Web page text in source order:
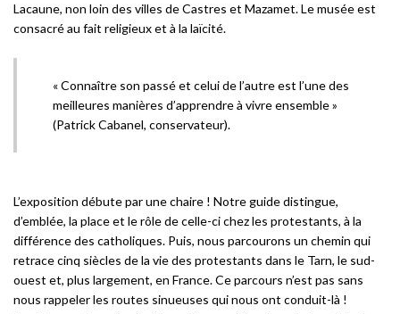
Lacaune, non loin des villes de Castres et Mazamet. Le musée est
consacré au fait religieux et à la laïcité.
« Connaître son passé et celui de l’autre est l’une des
meilleures manières d’apprendre à vivre ensemble »
(Patrick Cabanel, conservateur).
L’exposition débute par une chaire ! Notre guide distingue,
d’emblée, la place et le rôle de celle-ci chez les protestants, à la
différence des catholiques. Puis, nous parcourons un chemin qui
retrace cinq siècles de la vie des protestants dans le Tarn, le sud-
ouest et, plus largement, en France. Ce parcours n’est pas sans
nous rappeler les routes sinueuses qui nous ont conduit-là !